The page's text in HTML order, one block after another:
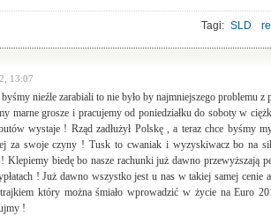
Tagi: SLD
13:07
nieźle zarabiali to nie było by najmniejszego problemu z
marne grosze i pracujemy od poniedziałku do soboty w
wystaje ! Rząd zadłużył Polskę , a teraz chce byśmy
za swoje czyny ! Tusk to cwaniak i wyzyskiwacz bo na
Klepiemy biedę bo nasze rachunki już dawno przewyższają
! Już dawno wszystko jest u nas w takiej samej
który można śmiało wprowadzić w życie na Euro
!